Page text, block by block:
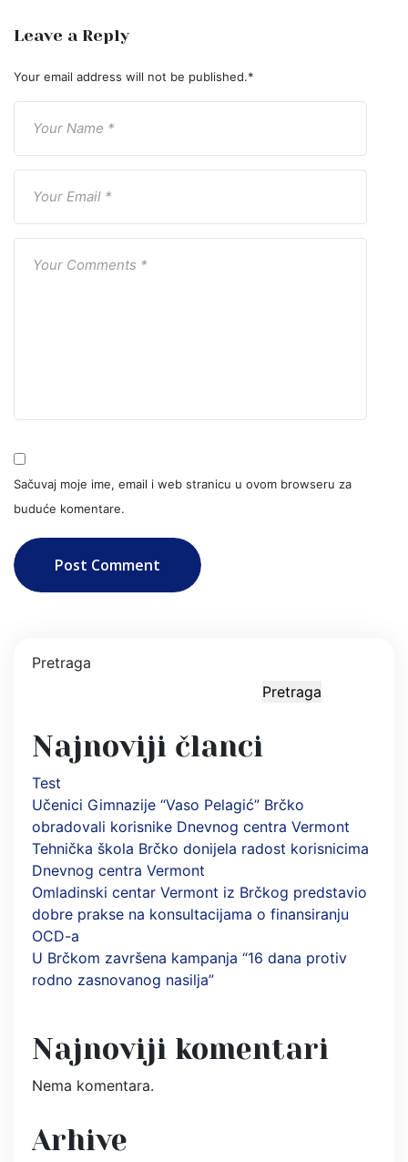
Leave a Reply
Your email address will not be published.*
Sačuvaj moje ime, email i web stranicu u ovom browseru za
buduće komentare.
Post Comment
Pretraga
Pretraga
Najnoviji članci
Test
Učenici Gimnazije “Vaso Pelagić” Brčko
obradovali korisnike Dnevnog centra Vermont
Tehnička škola Brčko donijela radost korisnicima
Dnevnog centra Vermont
Omladinski centar Vermont iz Brčkog predstavio
dobre prakse na konsultacijama o finansiranju
OCD-a
U Brčkom završena kampanja “16 dana protiv
rodno zasnovanog nasilja”
Najnoviji komentari
Nema komentara.
Arhive